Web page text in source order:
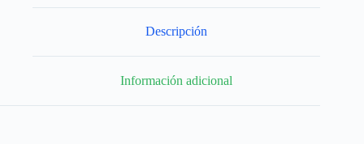
Descripción
Información adicional